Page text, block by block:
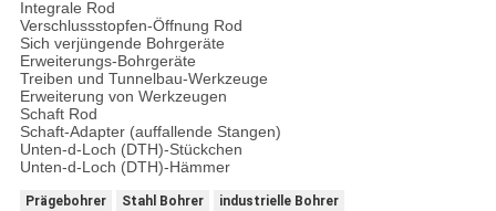
Integrale Rod
Verschlussstopfen-Öffnung Rod
Sich verjüngende Bohrgeräte
Erweiterungs-Bohrgeräte
Treiben und Tunnelbau-Werkzeuge
Erweiterung von Werkzeugen
Schaft Rod
Schaft-Adapter (auffallende Stangen)
Unten-d-Loch (DTH)-Stückchen
Unten-d-Loch (DTH)-Hämmer
Prägebohrer Stahl Bohrer industrielle Bohrer